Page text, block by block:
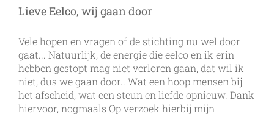
Lieve Eelco, wij gaan door
Vele hopen en vragen of de stichting nu wel door
gaat... Natuurlijk, de energie die eelco en ik erin
hebben gestopt mag niet verloren gaan, dat wil ik
niet, dus we gaan door.. Wat een hoop mensen bij
het afscheid, wat een steun en liefde opnieuw. Dank
hiervoor, nogmaals Op verzoek hierbij mijn